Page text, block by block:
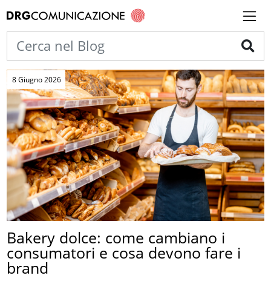
Bakery dolce: come cambiano i
consumatori e cosa devono fare i
brand
8 Giugno 2026